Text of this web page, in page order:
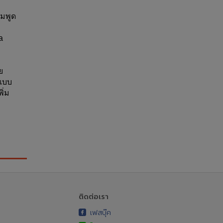
พูด
บบ
ม
ติดต่อเรา
เฟสบุ๊ค